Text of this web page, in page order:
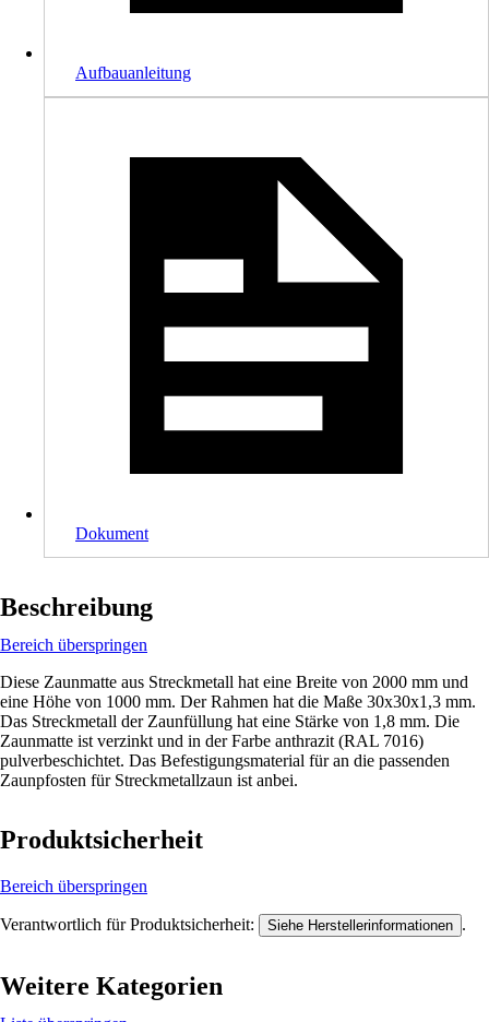
Aufbauanleitung
Dokument
Beschreibung
Bereich überspringen
Diese Zaunmatte aus Streckmetall hat eine Breite von 2000 mm und
eine Höhe von 1000 mm. Der Rahmen hat die Maße 30x30x1,3 mm.
Das Streckmetall der Zaunfüllung hat eine Stärke von 1,8 mm. Die
Zaunmatte ist verzinkt und in der Farbe anthrazit (RAL 7016)
pulverbeschichtet. Das Befestigungsmaterial für an die passenden
Zaunpfosten für Streckmetallzaun ist anbei.
Produktsicherheit
Bereich überspringen
Verantwortlich für Produktsicherheit: Siehe Herstellerinformationen .
Weitere Kategorien